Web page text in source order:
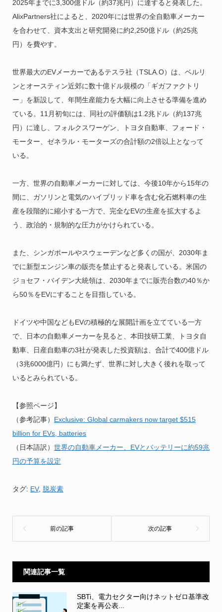
2025年までに3,300億ドル（約37兆円）に達すると発表した。
AlixPartners社によると、2020年には世界の全自動車メーカー
を合わせて、資本支出と研究開発に約2,250億ドル（約25兆
円）を費やす。
世界最大のEVメーカーであるテスラ社（TSLA.O）は、ベルリ
ンとオースティン近郊に数十億ドル規模の「ギガファクトリ
ー」を新設して、年間生産能力を大幅に向上させる準備を進め
ている。11月初旬には、同社の評価額は1.2兆ドル（約137兆
円）に達し、フォルクスワーゲン、トヨタ自動車、フォード・
モーター、ゼネラル・モーターズの合計額の2倍以上となって
いる。
一方、世界の自動車メーカーに対しては、今後10年から15年の
間に、ガソリンと電気のハイブリッド車を含む化石燃料車の生
産を段階的に縮小する一方で、完全なEVの生産を拡大するよ
う、政治的・規制的な圧力がかけられている。
また、シンガポールやスウェーデンなど多くの国が、2030年ま
でに新型エンジン車の販売を禁止すると発表している。米国の
ジョセフ・バイデン大統領は、2030年までに販売台数の40％か
ら50％をEVにすることを目指している。
ドイツや中国などもEVの積極的な展開計画を立てている一方
で、日本の自動車メーカーを見ると、本田技研工業、トヨタ自
動車、日産自動車の3社が発表した投資額は、合計で400億ドル
（3兆6000億円）にも満たず、世界に対し大きく後れを取って
いるとみられている。
【参照ページ】
（参考記事） Exclusive: Global carmakers now target $515
billion for EVs, batteries
（日本語訳） 世界の自動車メーカー、EVとバッテリーに約59兆
円の予算を設定
タグ: EV, 脱炭素
関連記事一覧
SBTi、電力セクター向けネットゼロ基準改
定案を再公表...